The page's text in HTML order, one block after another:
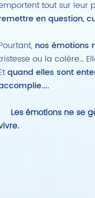
tout sur leur
en question,
nos émotions
ou la colère...
quand elles sont
Les émotions ne se